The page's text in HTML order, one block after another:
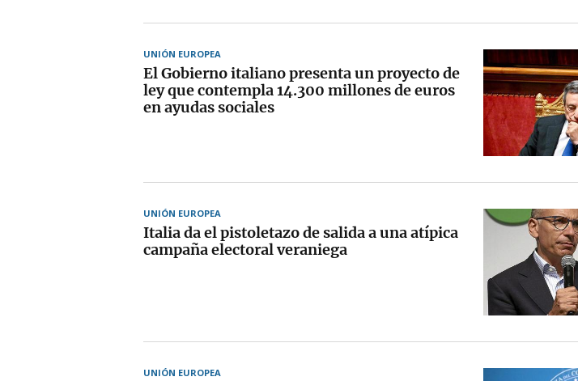
UNIÓN EUROPEA
El Gobierno italiano presenta un proyecto de
ley que contempla 14.300 millones de euros
en ayudas sociales
UNIÓN EUROPEA
Italia da el pistoletazo de salida a una atípica
campaña electoral veraniega
UNIÓN EUROPEA